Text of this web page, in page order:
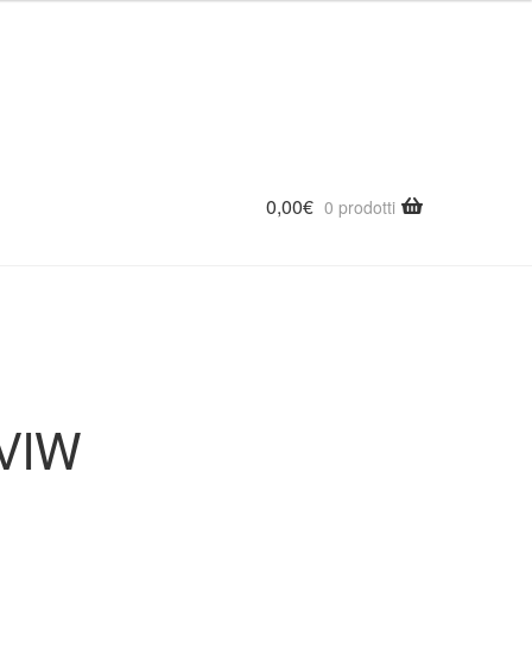
0,00€ 0 prodotti